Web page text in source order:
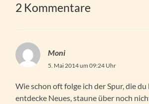
2 Kommentare
Moni
5. Mai 2014 um 09:24 Uhr
Wie schon oft folge ich der Spur, die du
entdecke Neues, staune über noch